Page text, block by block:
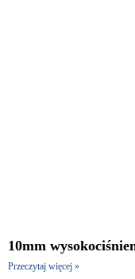
10mm
Przeczytaj więcej »